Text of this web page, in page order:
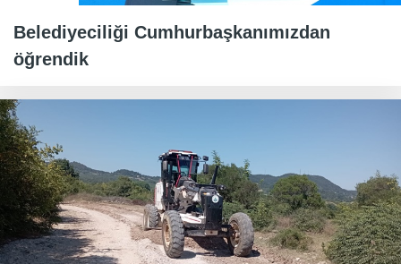
Belediyeciliği Cumhurbaşkanımızdan
öğrendik